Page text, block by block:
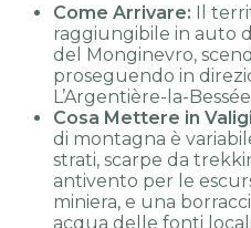
Come Arrivare: Il
raggiungibile in auto
del Monginevro,
proseguendo in
L’Argentière-la-
Cosa Mettere in
di montagna è
strati, scarpe da
antivento per le
miniera, e una
acqua delle fonti